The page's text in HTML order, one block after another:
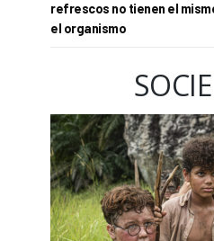
refrescos no tienen el
el organismo